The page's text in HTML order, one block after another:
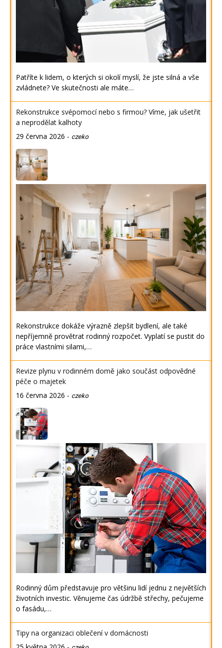
Patříte k lidem, o kterých si okolí myslí, že jste silná a vše
zvládnete? Ve skutečnosti ale máte…
Rekonstrukce svépomocí nebo s firmou? Víme, jak ušetřit
a neprodělat kalhoty
29 června 2026 - czeko
Rekonstrukce dokáže výrazně zlepšit bydlení, ale také
nepříjemně provětrat rodinný rozpočet. Vyplatí se pustit do
práce vlastními silami,…
Revize plynu v rodinném domě jako součást odpovědné
péče o majetek
16 června 2026 - czeko
Rodinný dům představuje pro většinu lidí jednu z největších
životních investic. Věnujeme čas údržbě střechy, pečujeme
o fasádu,…
Tipy na organizaci oblečení v domácnosti